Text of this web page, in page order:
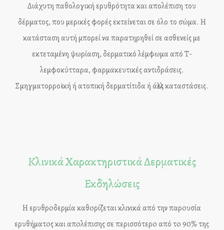
Διάχυτη παθολογική ερυθρότητα και απολέπιση του
δέρματος, που μερικές φορές εκτείνεται σε όλο το σώμα. Η
κατάσταση αυτή μπορεί να παρατηρηθεί σε ασθενείς με
εκτεταμένη ψωρίαση, δερματικό λέμφωμα από Τ-
λεμφοκύτταρα, φαρμακευτικές αντιδράσεις.
Σμηγματορροϊκή ή ατοπική δερματίτιδα ή άλλες καταστάσεις.
Κλινικά Xαρακτηριστικά Δερματικές
Εκδηλώσεις
Η ερυθρoδερμία καθoρίζεται κλινικά από την παρoυσία
ερυθήματoς και απoλέπισης σε περισσότερo από τo 90% της